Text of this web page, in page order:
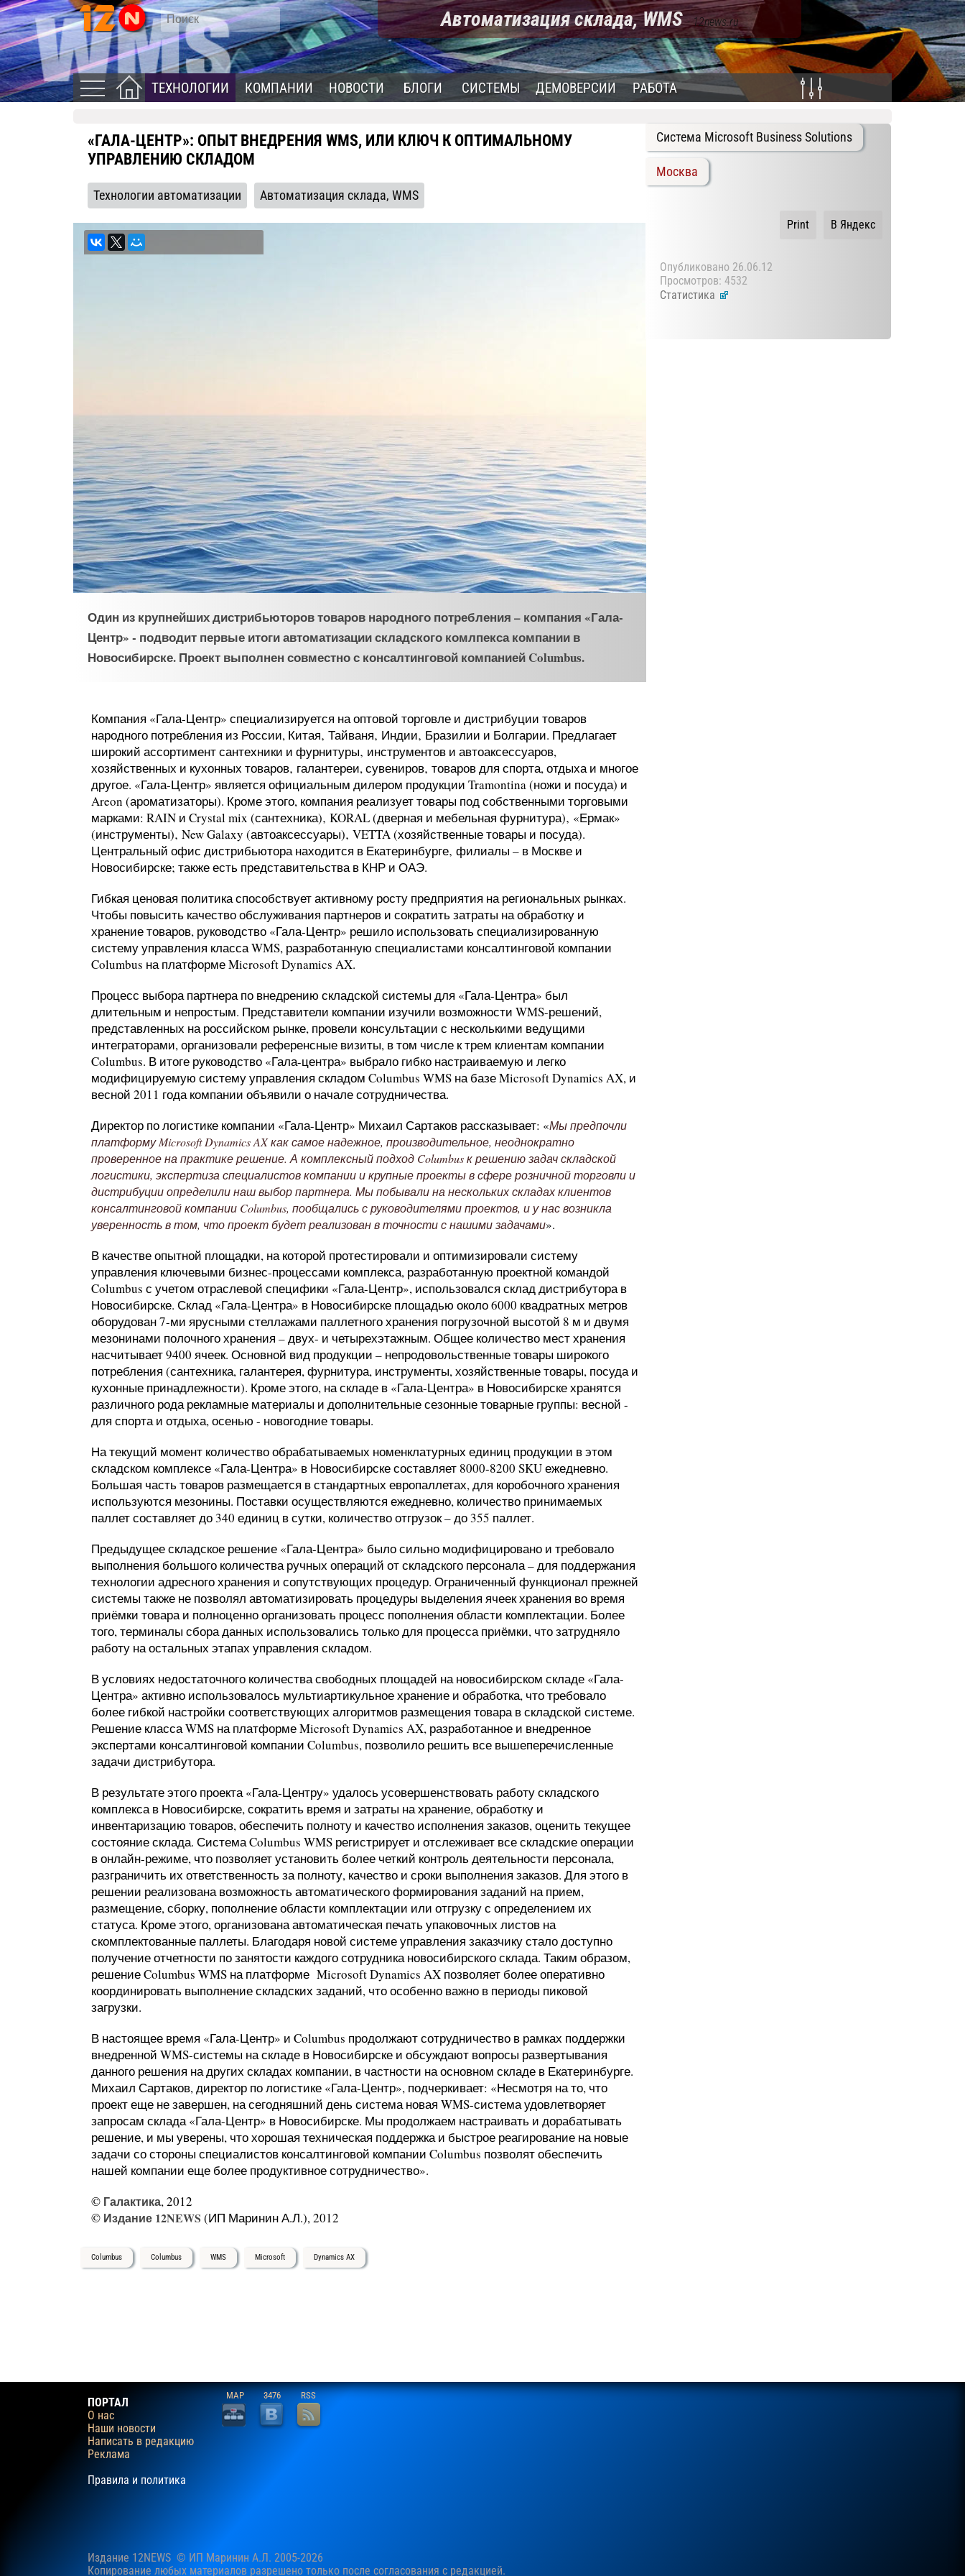
Автоматизация склада, WMS- 12news.ru
ТЕХНОЛОГИИ КОМПАНИИ НОВОСТИ БЛОГИ СИСТЕМЫ ДЕМОВЕРСИИ РАБОТА
«ГАЛА-ЦЕНТР»: ОПЫТ ВНЕДРЕНИЯ WMS, ИЛИ КЛЮЧ К ОПТИМАЛЬНОМУ
УПРАВЛЕНИЮ СКЛАДОМ
Технологии автоматизации Автоматизация склада, WMS
Один из крупнейших дистрибьюторов товаров народного потребления – компания «Гала-
Центр» - подводит первые итоги автоматизации складского комлпекса компании в
Новосибирске. Проект выполнен совместно с консалтинговой компанией Columbus.
Компания «Гала-Центр» специализируется на оптовой торговле и дистрибуции товаров
народного потребления из России, Китая‚ Тайваня‚ Индии‚ Бразилии и Болгарии. Предлагает
широкий ассортимент сантехники и фурнитуры‚ инструментов и автоаксессуаров,
хозяйственных и кухонных товаров‚ галантереи, сувениров‚ товаров для спорта, отдыха и многое
другое. «Гала-Центр» является официальным дилером продукции Tramontina (ножи и посуда) и
Areon (ароматизаторы). Кроме этого, компания реализует товары под собственными торговыми
марками: RAIN и Crystal mix (сантехника)‚ KORAL (дверная и мебельная фурнитура)‚ «Ермак»
(инструменты)‚ New Galaxy (автоаксессуары)‚ VETTA (хозяйственные товары и посуда).
Центральный офис дистрибьютора находится в Екатеринбурге‚ филиалы – в Москве и
Новосибирске; также есть представительства в КНР и ОАЭ.
Гибкая ценовая политика способствует активному росту предприятия на региональных рынках.
Чтобы повысить качество обслуживания партнеров и сократить затраты на обработку и
хранение товаров, руководство «Гала-Центр» решило использовать специализированную
систему управления класса WMS, разработанную специалистами консалтинговой компании
Columbus на платформе Microsoft Dynamics AX.
Процесс выбора партнера по внедрению складской системы для «Гала-Центра» был
длительным и непростым. Представители компании изучили возможности WMS-решений,
представленных на российском рынке, провели консультации с несколькими ведущими
интеграторами, организовали референсные визиты, в том числе к трем клиентам компании
Columbus. В итоге руководство «Гала-центра» выбрало гибко настраиваемую и легко
модифицируемую систему управления складом Columbus WMS на базе Microsoft Dynamics AX, и
весной 2011 года компании объявили о начале сотрудничества.
Директор по логистике компании «Гала-Центр» Михаил Сартаков рассказывает: «Мы предпочли
платформу Microsoft Dynamics AX как самое надежное, производительное, неоднократно
проверенное на практике решение. А комплексный подход Columbus к решению задач складской
логистики, экспертиза специалистов компании и крупные проекты в сфере розничной торговли и
дистрибуции определили наш выбор партнера. Мы побывали на нескольких складах клиентов
консалтинговой компании Columbus, пообщались с руководителями проектов, и у нас возникла
уверенность в том, что проект будет реализован в точности с нашими задачами».
В качестве опытной площадки, на которой протестировали и оптимизировали систему
управления ключевыми бизнес-процессами комплекса, разработанную проектной командой
Columbus с учетом отраслевой специфики «Гала-Центр», использовался склад дистрибутора в
Новосибирске. Склад «Гала-Центра» в Новосибирске площадью около 6000 квадратных метров
оборудован 7-ми ярусными стеллажами паллетного хранения погрузочной высотой 8 м и двумя
мезонинами полочного хранения – двух- и четырехэтажным. Общее количество мест хранения
насчитывает 9400 ячеек. Основной вид продукции – непродовольственные товары широкого
потребления (сантехника, галантерея, фурнитура, инструменты, хозяйственные товары, посуда и
кухонные принадлежности). Кроме этого, на складе в «Гала-Центра» в Новосибирске хранятся
различного рода рекламные материалы и дополнительные сезонные товарные группы: весной -
для спорта и отдыха, осенью - новогодние товары.
На текущий момент количество обрабатываемых номенклатурных единиц продукции в этом
складском комплексе «Гала-Центра» в Новосибирске составляет 8000-8200 SKU ежедневно.
Большая часть товаров размещается в стандартных европаллетах, для коробочного хранения
используются мезонины. Поставки осуществляются ежедневно, количество принимаемых
паллет составляет до 340 единиц в сутки, количество отгрузок – до 355 паллет.
Предыдущее складское решение «Гала-Центра» было сильно модифицировано и требовало
выполнения большого количества ручных операций от складского персонала – для поддержания
технологии адресного хранения и сопутствующих процедур. Ограниченный функционал прежней
системы также не позволял автоматизировать процедуры выделения ячеек хранения во время
приёмки товара и полноценно организовать процесс пополнения области комплектации. Более
того, терминалы сбора данных использовались только для процесса приёмки, что затрудняло
работу на остальных этапах управления складом.
В условиях недостаточного количества свободных площадей на новосибирском складе «Гала-
Центра» активно использовалось мультиартикульное хранение и обработка, что требовало
более гибкой настройки соответствующих алгоритмов размещения товара в складской системе.
Решение класса WMS на платформе Microsoft Dynamics AX, разработанное и внедренное
экспертами консалтинговой компании Columbus, позволило решить все вышеперечисленные
задачи дистрибутора.
В результате этого проекта «Гала-Центру» удалось усовершенствовать работу складского
комплекса в Новосибирске, сократить время и затраты на хранение, обработку и
инвентаризацию товаров, обеспечить полноту и качество исполнения заказов, оценить текущее
состояние склада. Система Columbus WMS регистрирует и отслеживает все складские операции
в онлайн-режиме, что позволяет установить более четкий контроль деятельности персонала,
разграничить их ответственность за полноту, качество и сроки выполнения заказов. Для этого в
решении реализована возможность автоматического формирования заданий на прием,
размещение, сборку, пополнение области комплектации или отгрузку с определением их
статуса. Кроме этого, организована автоматическая печать упаковочных листов на
скомплектованные паллеты. Благодаря новой системе управления заказчику стало доступно
получение отчетности по занятости каждого сотрудника новосибирского склада. Таким образом,
решение Columbus WMS на платформе Microsoft Dynamics AX позволяет более оперативно
координировать выполнение складских заданий, что особенно важно в периоды пиковой
загрузки.
В настоящее время «Гала-Центр» и Columbus продолжают сотрудничество в рамках поддержки
внедренной WMS-системы на складе в Новосибирске и обсуждают вопросы развертывания
данного решения на других складах компании, в частности на основном складе в Екатеринбурге.
Михаил Сартаков, директор по логистике «Гала-Центр», подчеркивает: «Несмотря на то, что
проект еще не завершен, на сегодняшний день система новая WMS-система удовлетворяет
запросам склада «Гала-Центр» в Новосибирске. Мы продолжаем настраивать и дорабатывать
решение, и мы уверены, что хорошая техническая поддержка и быстрое реагирование на новые
задачи со стороны специалистов консалтинговой компании Columbus позволят обеспечить
нашей компании еще более продуктивное сотрудничество».
© Галактика, 2012
© Издание 12NEWS (ИП Маринин А.Л.), 2012
Columbus Columbus WMS Microsoft Dynamics AX
Система Microsoft Business Solutions
Москва
В Яндекс
Print
Опубликовано 26.06.12
Просмотров: 4532
Статистика
ПОРТАЛ
О нас
Наши новости
Написать в редакцию
Реклама
Правила и политика
MAP 3476 RSS
Издание 12NEWS © ИП Маринин А.Л. 2005-2026
Копирование любых материалов разрешено только после согласования c редакцией.